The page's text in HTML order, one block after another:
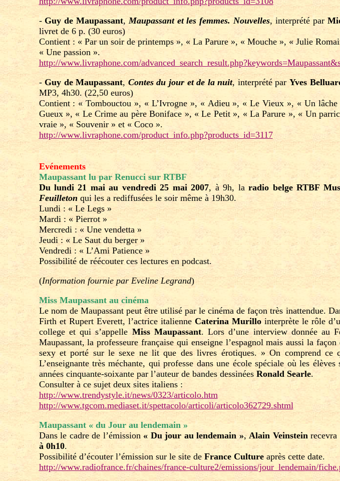
- Guy de Maupassant,Maupassant et les femmes. Nouvelles, interprété par
livret de 6 p. (30 euros)
Contient : « Par un soir de printemps », « La Parure », « Mouche », « Julie
« Une passion ».
http://www.livraphone.com/
-Guy de Maupassant, Contes du jour et de la nuit, interprété parYves
MP3, 4h30. (22,50 euros)
Contient : « Tombouctou », « L’Ivrogne », « Adieu », « Le Vieux », « Un
Gueux », « Le Crime au père Boniface », « Le Petit », « La Parure », « Un
vraie », « Souvenir » et « Coco ».
http://www.livraphone.com/product_info.php?products_id=3117
Evénements
Maupassant lu par Renucci sur RTBF
Du lundi 21 mai au vendredi 25 mai 2007, à 9h, laradio belge RTBF
Feuilleton qui les a rediffusées le soir même à 19h30.
Lundi : « Le Legs »
Mardi : « Pierrot »
Mercredi : « Une vendetta »
Jeudi : « Le Saut du berger »
Vendredi : « L’Ami Patience »
Possibilité de réécouter ces lectures en podcast.
(Information fournie par Eveline Legrand)
Miss Maupassant au cinéma
Le nom de Maupassant peut être utilisé par le cinéma de façon très inattendue.
Firth et Rupert Everett, l’actrice italienne Caterina Murillointerprète le rôle
college et qui s’appelle Miss Maupassant. Lors d’une interview donnée au
Maupassant, la professeure française qui enseigne l’espagnol mais aussi la
sexy et porté sur le sexe ne lit que des livres érotiques. » On comprend
L’enseignante très méchante, qui professe dans une école spéciale où les
années cinquante-soixante par l’auteur de bandes dessinées Ronald Searle.
Consulter à ce sujet deux sites italiens :
http://www.trendystyle.it/news/0323/articolo.htm
http://www.tgcom.mediaset.it/spettacolo/articoli/articolo362729.shtml
Maupassant « du Jour au lendemain »
Dans le cadre de l’émission « Du jour au lendemain »,Alain Veinsteinrecevra
à 0h10.
Possibilité d’écouter l’émission sur le site de France Cultureaprès cette date.
http://www.radiofrance.fr/chaines/france-culture2/emissions/jour_lendemain/